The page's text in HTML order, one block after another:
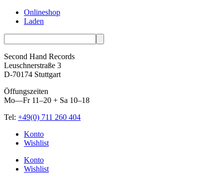
Onlineshop
Laden
Second Hand Records
Leuschnerstraße 3
D-70174 Stuttgart
Öffungszeiten
Mo—Fr 11–20 + Sa 10–18
Tel: +49(0) 711 260 404
Skip
Konto
Wishlist
Konto
Wishlist